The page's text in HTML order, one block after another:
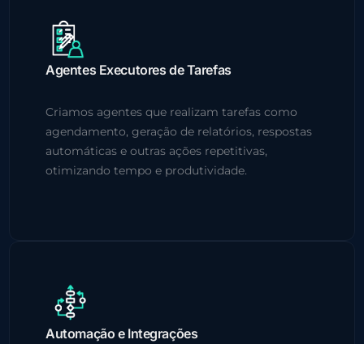
Agentes Executores de Tarefas
Criamos agentes que realizam tarefas como
agendamento, geração de relatórios, respostas
automáticas e outras ações repetitivas,
otimizando tempo e produtividade.
Automação e Integrações